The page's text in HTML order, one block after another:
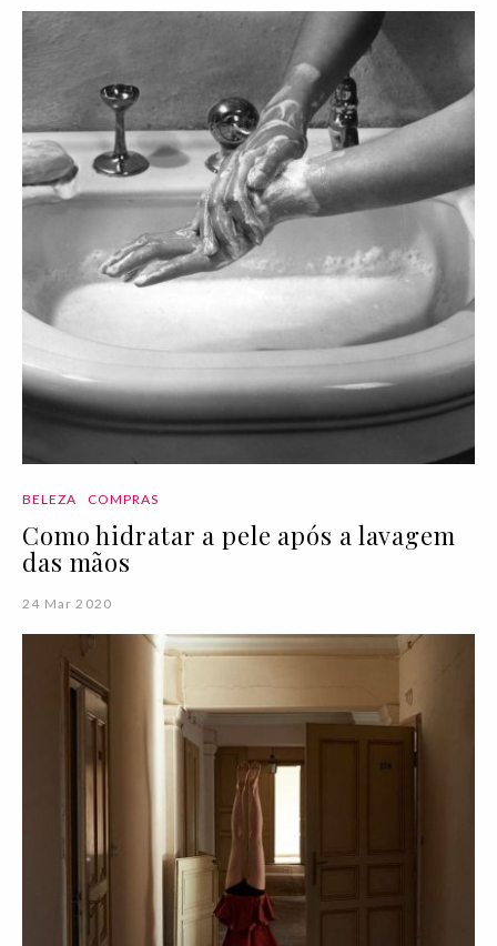
BELEZA COMPRAS
Como hidratar a pele após a lavagem
das mãos
24 Mar 2020